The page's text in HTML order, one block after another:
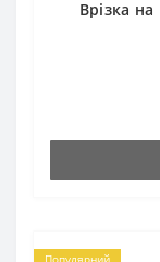
Врізка